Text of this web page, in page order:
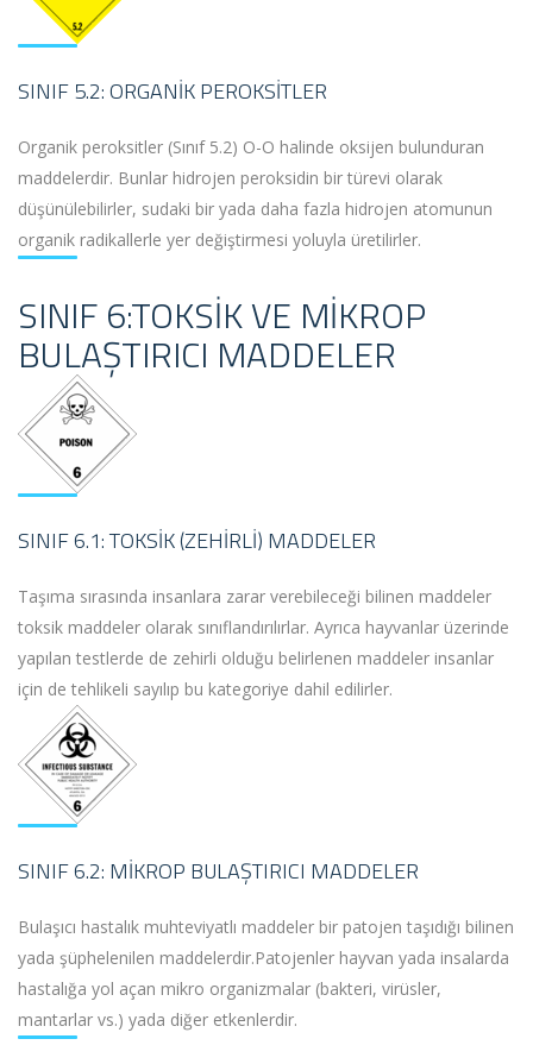
SINIF 5.2: ORGANIK PEROKSITLER
Organik peroksitler (Sınıf 5.2) O-O halinde oksijen bulunduran
maddelerdir. Bunlar hidrojen peroksidin bir türevi olarak
düşünülebilirler, sudaki bir yada daha fazla hidrojen atomunun
organik radikallerle yer değiştirmesi yoluyla üretilirler.
SINIF 6:TOKSIK VE MIKROP
BULAŞTIRICI MADDELER
SINIF 6.1: TOKSIK (ZEHIRLI) MADDELER
Taşıma sırasında insanlara zarar verebileceği bilinen maddeler
toksik maddeler olarak sınıflandırılırlar. Ayrıca hayvanlar üzerinde
yapılan testlerde de zehirli olduğu belirlenen maddeler insanlar
için de tehlikeli sayılıp bu kategoriye dahil edilirler.
SINIF 6.2: MIKROP BULAŞTIRICI MADDELER
Bulaşıcı hastalık muhteviyatlı maddeler bir patojen taşıdığı bilinen
yada şüphelenilen maddelerdir.Patojenler hayvan yada insalarda
hastalığa yol açan mikro organizmalar (bakteri, virüsler,
mantarlar vs.) yada diğer etkenlerdir.